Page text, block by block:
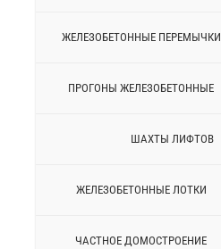
ЖЕЛЕЗОБЕТОННЫЕ ПЕРEМЫЧКИ
ПРОГОНЫ ЖЕЛЕЗОБЕТОННЫЕ
ШАХТЫ ЛИФТОВ
ЖЕЛЕЗОБЕТОННЫЕ ЛОТКИ
ЧАСТНОЕ ДОМОСТРОЕНИЕ